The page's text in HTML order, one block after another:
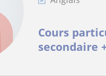
Cours
secondaire